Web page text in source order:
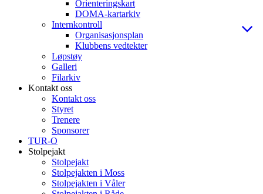
Orienteringskart
DOMA-kartarkiv
Internkontroll
Organisasjonsplan
Klubbens vedtekter
Løpstøy
Galleri
Filarkiv
Kontakt oss
Kontakt oss
Styret
Trenere
Sponsorer
TUR-O
Stolpejakt
Stolpejakt
Stolpejakten i Moss
Stolpejakten i Våler